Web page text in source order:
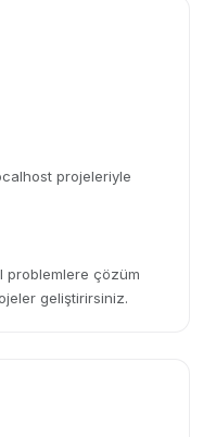
projeleriyle
problemlere çözüm
geliştirirsiniz.